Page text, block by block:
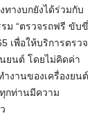
างบกยังได้ร่วมกับ
ม “ตรวจรถฟรี ขับขี่
เพื่อให้บริการตรวจ
ยนต์ โดยไม่คิดค่า
ำงานของเครื่องยนต์
กท่านมีความ